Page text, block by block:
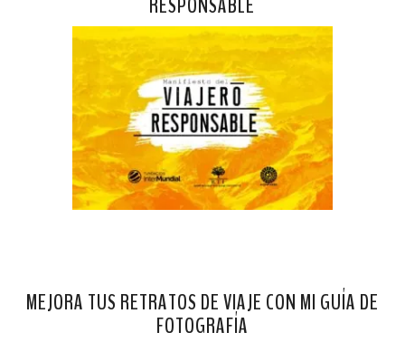
MEJORA TUS RETRATOS DE VIAJE CON MI GUÍA DE
FOTOGRAFÍA